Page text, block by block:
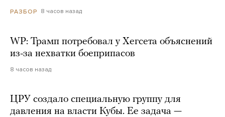
РАЗБОР 8 часов назад
WP: Трамп потребовал у Хегсета объяснений
из-за нехватки боеприпасов
8 часов назад
ЦРУ создало специальную группу для
давления на власти Кубы. Ее задача —